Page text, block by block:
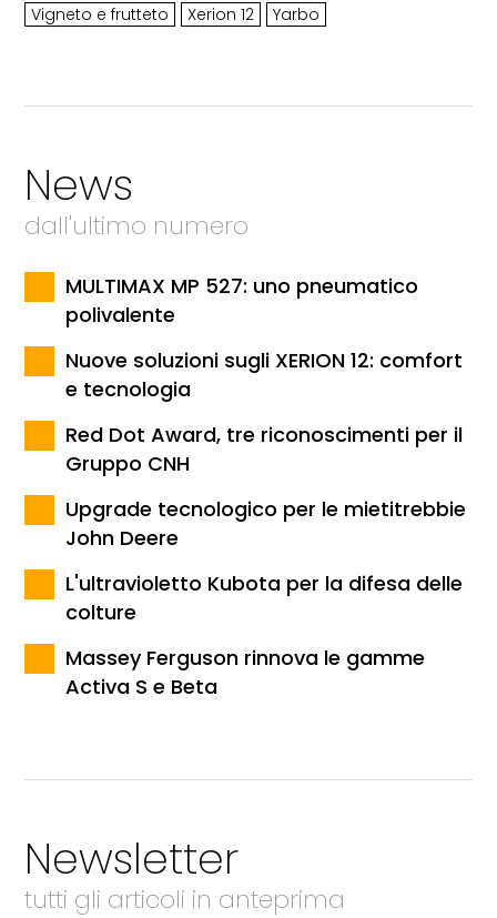
Vigneto e frutteto
Xerion 12 Yarbo
News
dall'ultimo numero
MULTIMAX MP 527: uno pneumatico
polivalente
Nuove soluzioni sugli XERION 12: comfort
e tecnologia
Red Dot Award, tre riconoscimenti per il
Gruppo CNH
Upgrade tecnologico per le mietitrebbie
John Deere
L'ultravioletto Kubota per la difesa delle
colture
Massey Ferguson rinnova le gamme
Activa S e Beta
Newsletter
tutti gli articoli in anteprima